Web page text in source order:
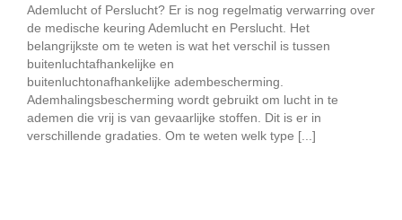
Ademlucht of Perslucht? Er is nog regelmatig verwarring over
de medische keuring Ademlucht en Perslucht. Het
belangrijkste om te weten is wat het verschil is tussen
buitenluchtafhankelijke en
buitenluchtonafhankelijke adembescherming.
Ademhalingsbescherming wordt gebruikt om lucht in te
ademen die vrij is van gevaarlijke stoffen. Dit is er in
verschillende gradaties. Om te weten welk type [...]